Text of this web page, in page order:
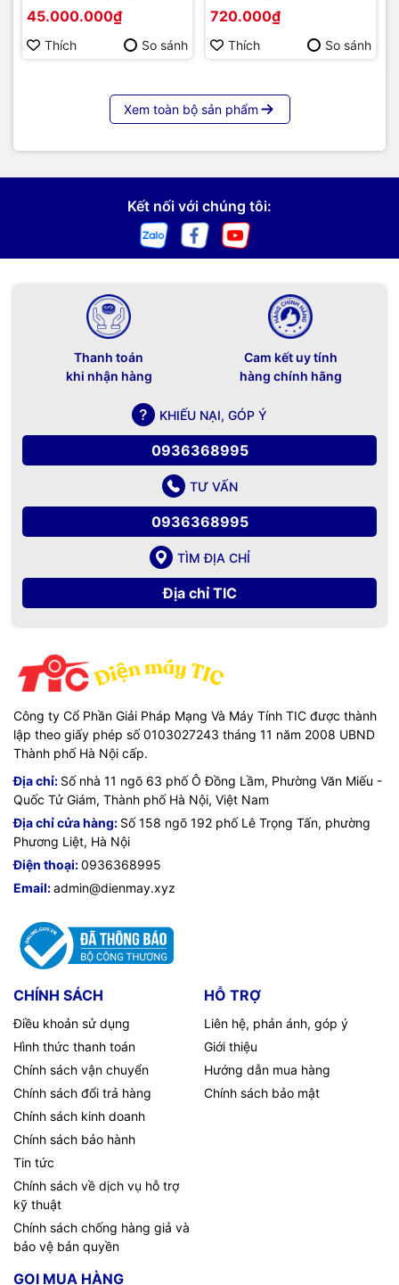
86 | Cấu hình cao cấp |
Hàng chính hãng
45.000.000₫
Thích So sánh
720.000₫
Thích So sánh
Xem toàn bộ sản phẩm
Kết nối với chúng tôi:
Thanh toán
khi nhận hàng
Cam kết uy tính
hàng chính hãng
KHIẾU NẠI, GÓP Ý
0936368995
TƯ VẤN
0936368995
TÌM ĐỊA CHỈ
Địa chỉ TIC
Công ty Cổ Phần Giải Pháp Mạng Và Máy Tính TIC được thành
lập theo giấy phép số 0103027243 tháng 11 năm 2008 UBND
Thành phố Hà Nội cấp.
Địa chỉ: Số nhà 11 ngõ 63 phố Ô Đồng Lầm, Phường Văn Miếu -
Quốc Tử Giám, Thành phố Hà Nội, Việt Nam
Địa chỉ cửa hàng: Số 158 ngõ 192 phố Lê Trọng Tấn, phường
Phương Liệt, Hà Nội
Điện thoại:0936368995
Email:admin@dienmay.xyz
CHÍNH SÁCH
Điều khoản sử dụng
Hình thức thanh toán
Chính sách vận chuyển
Chính sách đổi trả hàng
Chính sách kinh doanh
Chính sách bảo hành
Tin tức
Chính sách về dịch vụ hỗ trợ
kỹ thuật
Chính sách chống hàng giả và
bảo vệ bản quyền
HỖ TRỢ
Liên hệ, phản ánh, góp ý
Giới thiệu
Hướng dẫn mua hàng
Chính sách bảo mật
GỌI MUA HÀNG